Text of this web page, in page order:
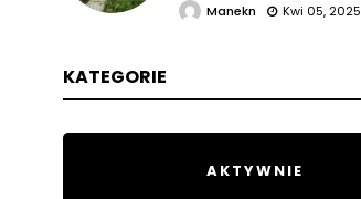
Manekn Kwi 05, 2025
KATEGORIE
AKTYWNIE